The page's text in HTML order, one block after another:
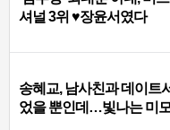
셔널 3위 ♥장윤서였다
송혜교, 남사친과 데이트
었을 뿐인데…빛나는 미